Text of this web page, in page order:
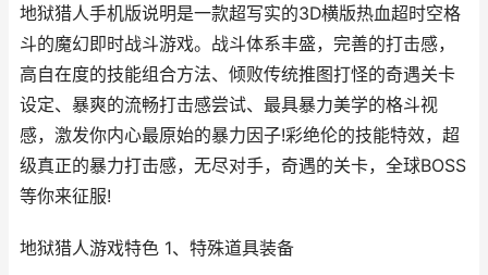
地狱猎人手机版说明是一款超写实的3D横版热血超时空格
斗的魔幻即时战斗游戏。战斗体系丰盛，完善的打击感，
高自在度的技能组合方法、倾败传统推图打怪的奇遇关卡
设定、暴爽的流畅打击感尝试、最具暴力美学的格斗视
感，激发你内心最原始的暴力因子!彩绝伦的技能特效，超
级真正的暴力打击感，无尽对手，奇遇的关卡，全球BOSS
等你来征服!
地狱猎人游戏特色 1、特殊道具装备